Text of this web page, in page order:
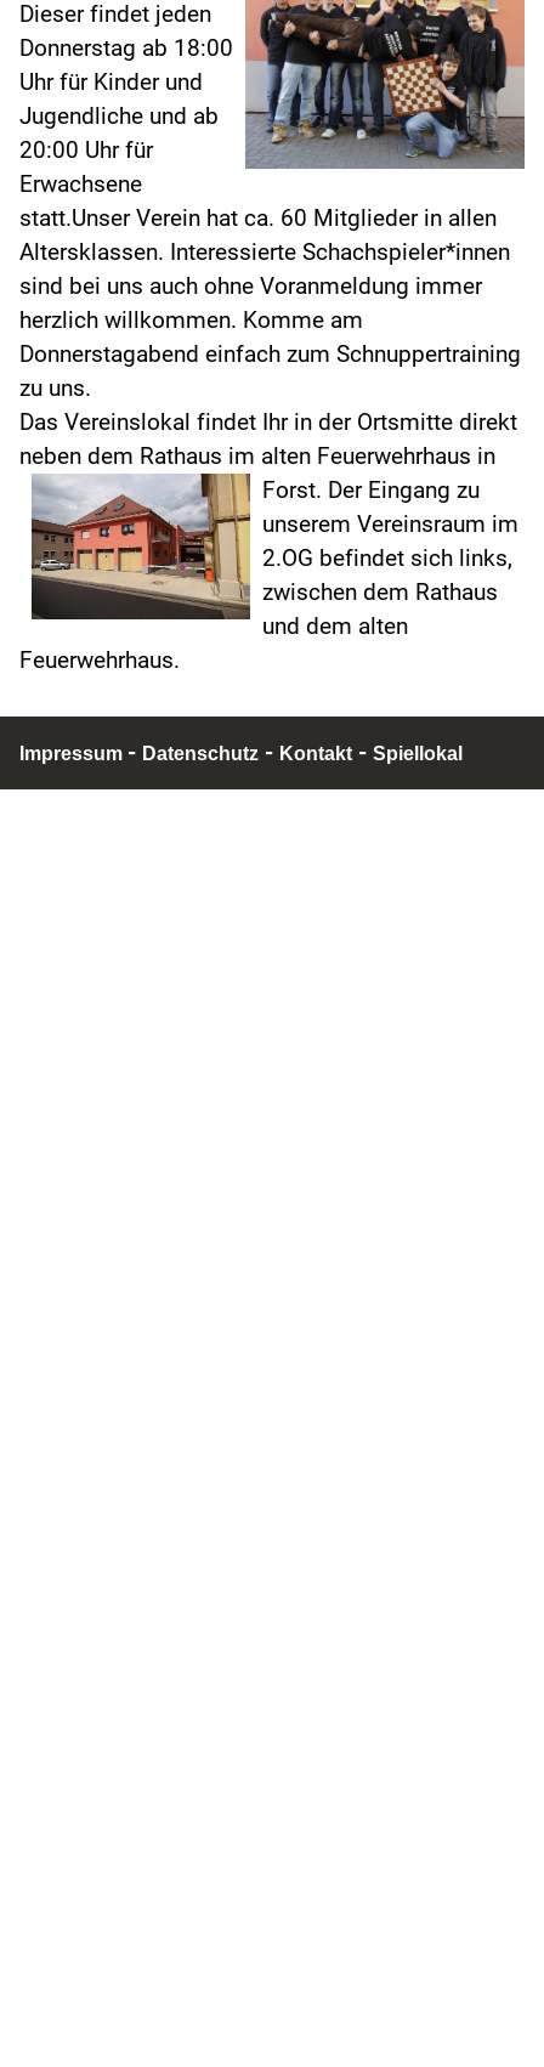
Dieser findet jeden
Donnerstag ab 18:00
Uhr für Kinder und
Jugendliche und ab
20:00 Uhr für
Erwachsene
statt.Unser Verein hat ca. 60 Mitglieder in allen
Altersklassen. Interessierte Schachspieler*innen
sind bei uns auch ohne Voranmeldung immer
herzlich willkommen. Komme am
Donnerstagabend einfach zum Schnuppertraining
zu uns.
Das Vereinslokal findet Ihr in der Ortsmitte direkt
neben dem Rathaus im alten Feuerwehrhaus in
Forst. Der Eingang zu
unserem Vereinsraum im
2.OG befindet sich links,
zwischen dem Rathaus
und dem alten
Feuerwehrhaus.
Impressum - Datenschutz - Kontakt - Spiellokal